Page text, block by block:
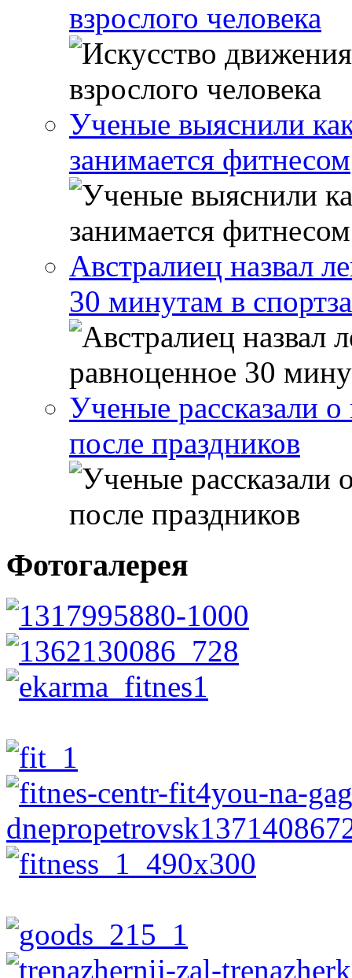
взрослого человека
Ученые выяснили
занимается фитнесом
Австралиец назвал
30 минутам в
Ученые рассказали о
после праздников
Фотогалерея